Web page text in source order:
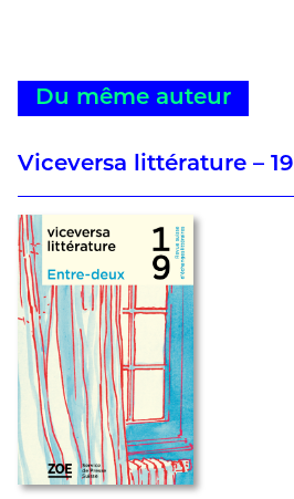
Du même auteur
Viceversa littérature – 19